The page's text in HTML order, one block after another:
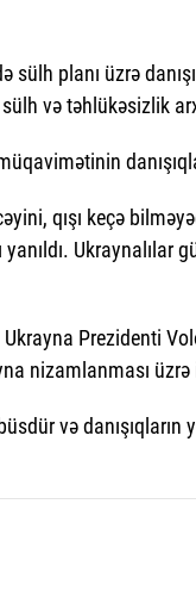
sülh planı üzrə
və təhlükəsizlik
qışı keçə
Ukraynalılar
Prezidenti
nizamlanması
və